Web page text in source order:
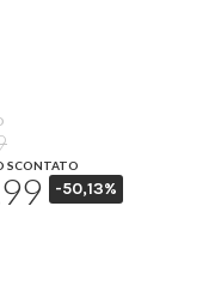
SCONTATO
-50,13%